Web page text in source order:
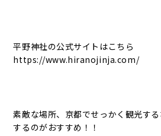
平野神社の公式サイトはこちら
https://www.hiranojinja.com/
素敵な場所、京都でせっかく観光す
するのがおすすめ！！